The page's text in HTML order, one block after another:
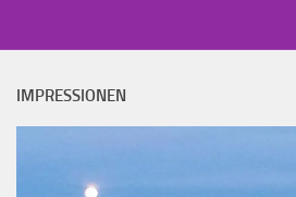
IMPRESSIONEN